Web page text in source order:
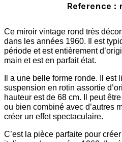
Reference :
Ce miroir vintage rond très
dans les années 1960. Il est
période et est entièrement
main et est en parfait état.
Il a une belle forme ronde. Il
suspension en rotin assortie
hauteur est de 68 cm. Il peut
ou bien combiné avec d’autres
créer un effet spectaculaire.
C’est la pièce parfaite pour